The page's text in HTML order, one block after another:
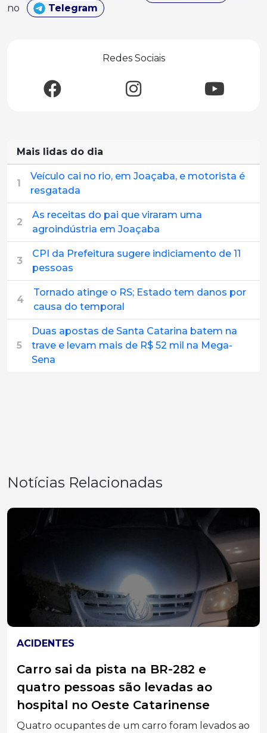
no
Telegram
Redes Sociais
Mais lidas do dia
1
Veículo cai no rio, em Joaçaba, e motorista é
resgatada
2
As receitas do pai que viraram uma
agroindústria em Joaçaba
3
CPI da Prefeitura sugere indiciamento de 11
pessoas
4
Tornado atinge o RS; Estado tem danos por
causa do temporal
5
Duas apostas de Santa Catarina batem na
trave e levam mais de R$ 52 mil na Mega-
Sena
Notícias Relacionadas
ACIDENTES
Carro sai da pista na BR-282 e
quatro pessoas são levadas ao
hospital no Oeste Catarinense
Quatro ocupantes de um carro foram levados ao